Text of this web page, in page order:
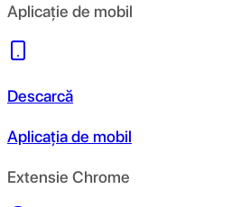
Aplicație de mobil
Descarcă
Aplicația de mobil
Extensie Chrome